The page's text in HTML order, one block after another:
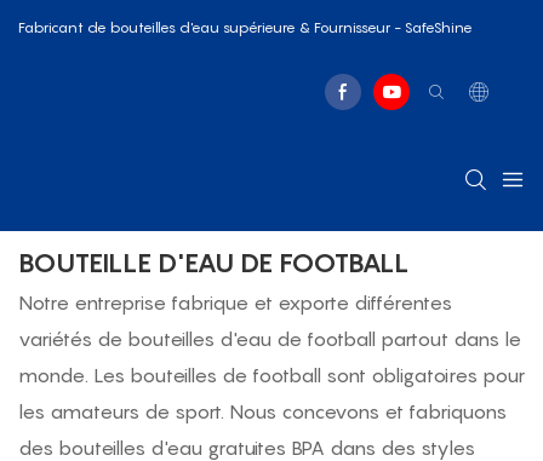
Fabricant de bouteilles d'eau supérieure & Fournisseur - SafeShine
BOUTEILLE D'EAU DE FOOTBALL
Notre entreprise fabrique et exporte différentes
variétés de bouteilles d'eau de football partout dans le
monde. Les bouteilles de football sont obligatoires pour
les amateurs de sport. Nous concevons et fabriquons
des bouteilles d'eau gratuites BPA dans des styles